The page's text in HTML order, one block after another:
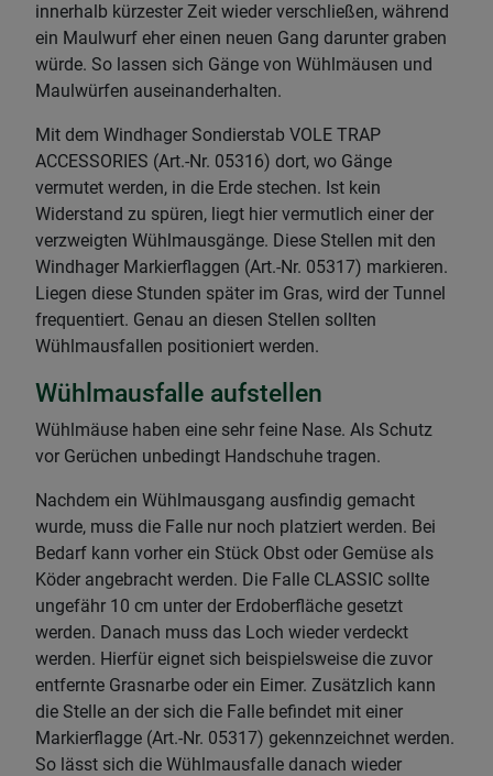
innerhalb kürzester Zeit wieder verschließen, während
ein Maulwurf eher einen neuen Gang darunter graben
würde. So lassen sich Gänge von Wühlmäusen und
Maulwürfen auseinanderhalten.
Mit dem Windhager Sondierstab VOLE TRAP
ACCESSORIES (Art.-Nr. 05316) dort, wo Gänge
vermutet werden, in die Erde stechen. Ist kein
Widerstand zu spüren, liegt hier vermutlich einer der
verzweigten Wühlmausgänge. Diese Stellen mit den
Windhager Markierflaggen (Art.-Nr. 05317) markieren.
Liegen diese Stunden später im Gras, wird der Tunnel
frequentiert. Genau an diesen Stellen sollten
Wühlmausfallen positioniert werden.
Wühlmausfalle aufstellen
Wühlmäuse haben eine sehr feine Nase. Als Schutz
vor Gerüchen unbedingt Handschuhe tragen.
Nachdem ein Wühlmausgang ausfindig gemacht
wurde, muss die Falle nur noch platziert werden. Bei
Bedarf kann vorher ein Stück Obst oder Gemüse als
Köder angebracht werden. Die Falle CLASSIC sollte
ungefähr 10 cm unter der Erdoberfläche gesetzt
werden. Danach muss das Loch wieder verdeckt
werden. Hierfür eignet sich beispielsweise die zuvor
entfernte Grasnarbe oder ein Eimer. Zusätzlich kann
die Stelle an der sich die Falle befindet mit einer
Markierflagge (Art.-Nr. 05317) gekennzeichnet werden.
So lässt sich die Wühlmausfalle danach wieder